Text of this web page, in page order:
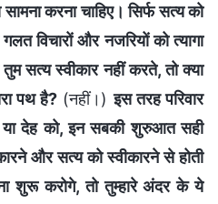
करना चाहिए। सिर्फ सत्य को
विचारों और नजरियों को त्यागा
सत्य स्वीकार नहीं करते, तो क्या
पथ है? (नहीं।)इस तरह परिवार
या देह को, इन सबकी शुरुआत सही
और सत्य को स्वीकारने से होती
शुरू करोगे, तो तुम्हारे अंदर के ये